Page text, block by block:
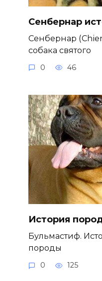
Сенбернар
Сенбернар
собака святого
0 46
История
Бульмастиф.
породы
0 125